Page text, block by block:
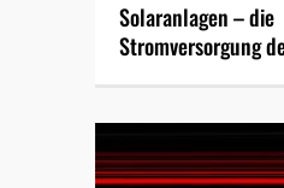
Solaranlagen – die
Stromversorgung